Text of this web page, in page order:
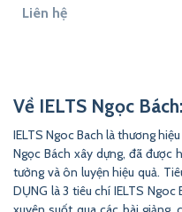
Liên hệ
Về IELTS Ngọc Bách:
IELTS Ngoc Bach là thương
Ngọc Bách xây dựng, đã được
tưởng và ôn luyện hiệu quả.
DỤNG là 3 tiêu chí IELTS